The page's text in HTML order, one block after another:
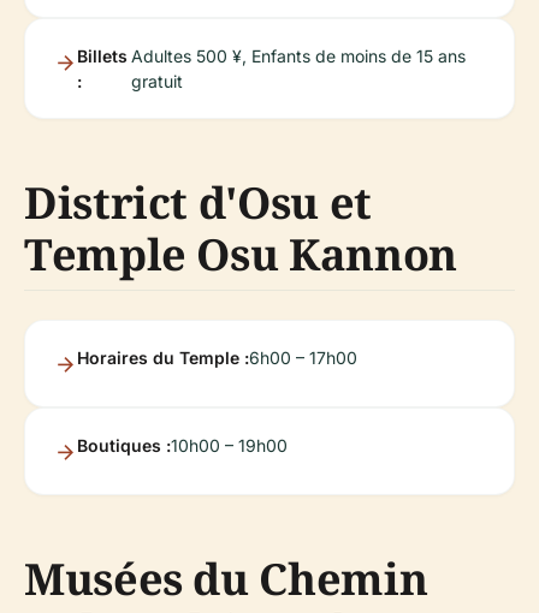
Billets
:
Adultes 500 ¥, Enfants de moins de 15 ans
gratuit
District d'Osu et
Temple Osu Kannon
Horaires du Temple :6h00 – 17h00
Boutiques :10h00 – 19h00
Musées du Chemin